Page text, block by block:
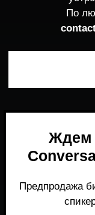
Ждем вас
Место, где можно